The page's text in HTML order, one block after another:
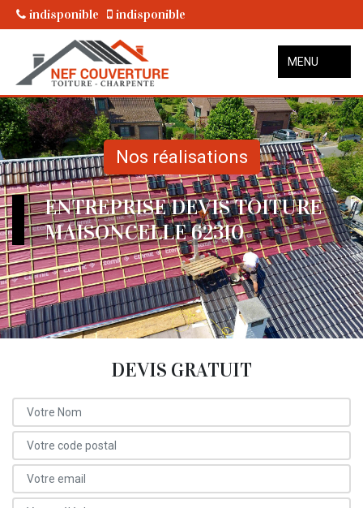
indisponible indisponible
MENU
Nos réalisations
ENTREPRISE DEVIS TOITURE
MAISONCELLE 62310
DEVIS GRATUIT